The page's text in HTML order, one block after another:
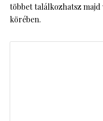
többet találkozhatsz majd
körében.